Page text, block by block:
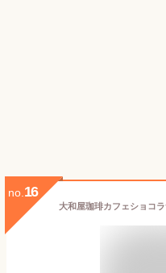
no. 16